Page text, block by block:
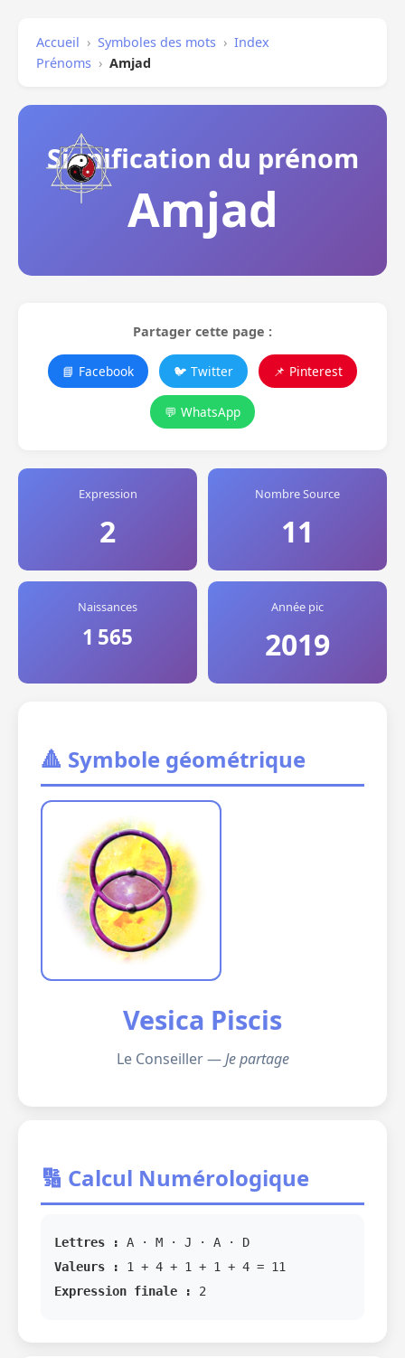
Accueil › Symboles des mots › Index
Prénoms › Amjad
Signification du prénom
Amjad
Partager cette page :
📘 Facebook 🐦 Twitter 📌 Pinterest
💬 WhatsApp
Expression
2
Nombre Source
11
Naissances
1 565
Année pic
2019
🔺 Symbole géométrique
Vesica Piscis
Le Conseiller —Je partage
🔢 Calcul Numérologique
Lettres :
A · M · J · A · D
Valeurs :
1 + 4 + 1 + 1 + 4 = 11
Expression finale :
2